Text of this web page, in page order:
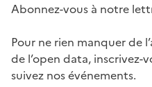
Abonnez-vous à notre
Pour ne rien manquer de
de l’open data,
suivez nos événements.